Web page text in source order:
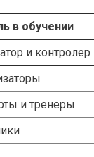
в обучении
и контролер
и тренеры